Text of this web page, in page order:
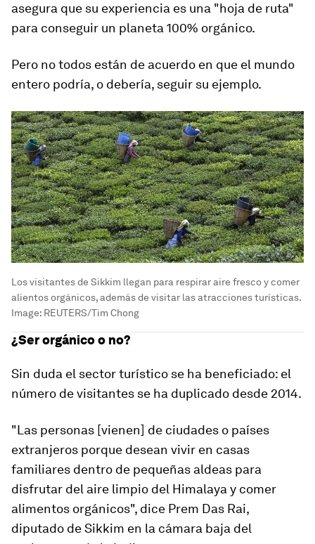
asegura que su experiencia es una "hoja de ruta"
para conseguir un planeta 100% orgánico.
Pero no todos están de acuerdo en que el mundo
entero podría, o debería, seguir su ejemplo.
Los visitantes de Sikkim llegan para respirar aire fresco y comer
alientos orgánicos, además de visitar las atracciones turísticas.
Image: REUTERS/Tim Chong
¿Ser orgánico o no?
Sin duda el sector turístico se ha beneficiado: el
número de visitantes se ha duplicado desde 2014.
"Las personas [vienen] de ciudades o países
extranjeros porque desean vivir en casas
familiares dentro de pequeñas aldeas para
disfrutar del aire limpio del Himalaya y comer
alimentos orgánicos", dice Prem Das Rai,
diputado de Sikkim en la cámara baja del